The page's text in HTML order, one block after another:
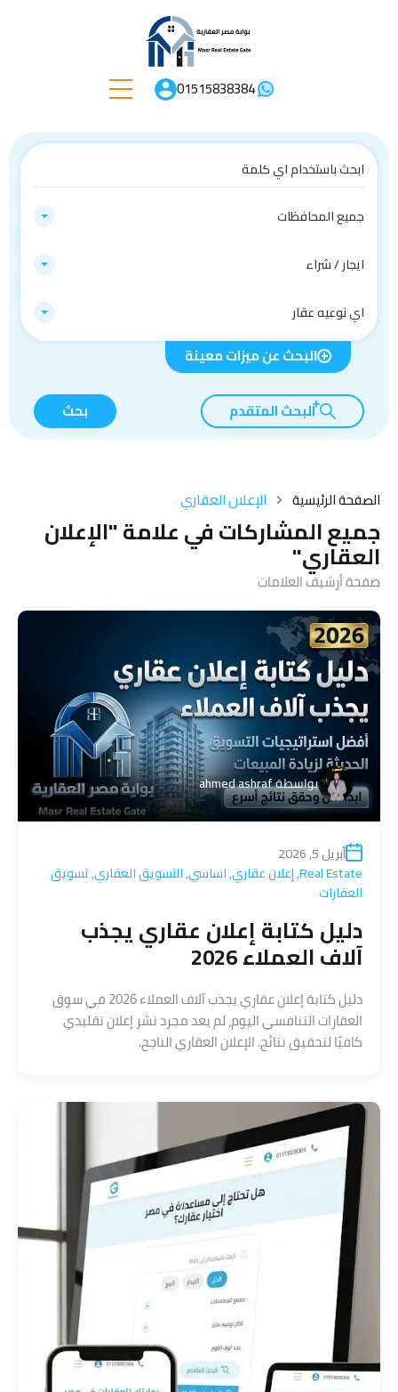
01515838384
جميع المحافظات
ايجار / شراء
اي نوعيه عقار
البحث عن ميزات معينة
البحث المتقدم بحث
الصفحة الرئيسية الإعلان العقاري
جميع المشاركات في علامة "الإعلان
العقاري"
صفحة أرشيف العلامات
بواسطةahmed ashraf
أبريل 5, 2026
Real Estate
,إعلان عقاري,اساسي,التسويق العقاري,تسويق
العقارات
دليل كتابة إعلان عقاري يجذب
آلاف العملاء 2026
دليل كتابة إعلان عقاري يجذب آلاف العملاء 2026 في سوق
العقارات التنافسي اليوم، لم يعد مجرد نشر إعلان تقليدي
كافيًا لتحقيق نتائج. الإعلان العقاري الناجح.